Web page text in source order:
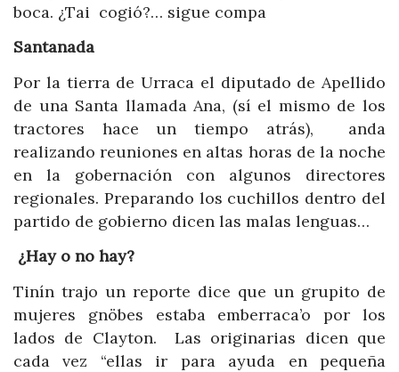
boca. ¿Tai cogió?… sigue compa
Santanada
Por la tierra de Urraca el diputado de Apellido
de una Santa llamada Ana, (sí el mismo de los
tractores hace un tiempo atrás), anda
realizando reuniones en altas horas de la noche
en la gobernación con algunos directores
regionales. Preparando los cuchillos dentro del
partido de gobierno dicen las malas lenguas…
¿Hay o no hay?
Tinín trajo un reporte dice que un grupito de
mujeres gnöbes estaba emberraca’o por los
lados de Clayton. Las originarias dicen que
cada vez “ellas ir para ayuda en pequeña